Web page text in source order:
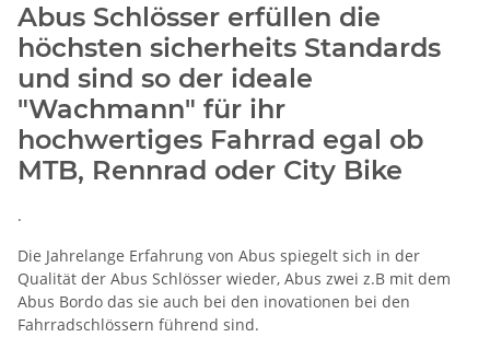
Abus Schlösser erfüllen die
höchsten sicherheits Standards
und sind so der ideale
"Wachmann" für ihr
hochwertiges Fahrrad egal ob
MTB, Rennrad oder City Bike
.
Die Jahrelange Erfahrung von Abus spiegelt sich in der
Qualität der Abus Schlösser wieder, Abus zwei z.B mit dem
Abus Bordo das sie auch bei den inovationen bei den
Fahrradschlössern führend sind.